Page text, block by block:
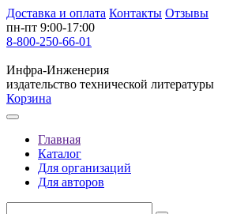
Доставка и оплата Контакты Отзывы
пн-пт 9:00-17:00
8-800-250-66-01
Инфра-Инженерия
издательство технической литературы
Корзина
Главная
Каталог
Для организаций
Для авторов